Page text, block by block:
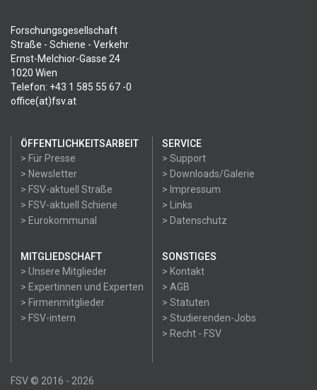
Forschungsgesellschaft
Straße - Schiene - Verkehr
Ernst-Melchior-Gasse 24
1020 Wien
Telefon: +43 1 585 55 67 -0
office(at)fsv.at
ÖFFENTLICHKEITSARBEIT
> Für Presse
> Newsletter
> FSV-aktuell Straße
> FSV-aktuell Schiene
> Eurokommunal
SERVICE
> Support
> Downloads/Galerie
> Impressum
> Links
> Datenschutz
MITGLIEDSCHAFT
> Unsere Mitglieder
> Expertinnen und Experten
> Firmenmitglieder
> FSV-intern
SONSTIGES
> Kontakt
> AGB
> Statuten
> Studierenden-Jobs
> Recht - FSV
FSV © 2016 - 2026